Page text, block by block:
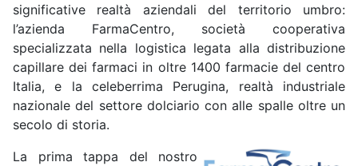
significative realtà aziendali del territorio umbro:
l’azienda FarmaCentro, società cooperativa
specializzata nella logistica legata alla distribuzione
capillare dei farmaci in oltre 1400 farmacie del centro
Italia, e la celeberrima Perugina, realtà industriale
nazionale del settore dolciario con alle spalle oltre un
secolo di storia.
La prima tappa del nostro